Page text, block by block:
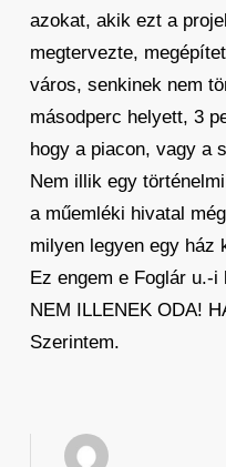
azokat, akik ezt a
megtervezte,
város, senkinek nem
másodperc helyett, 3
hogy a piacon, vagy a
Nem illik egy
a műemléki hivatal
milyen legyen egy ház
Ez engem e Foglár u.-
NEM ILLENEK ODA!
Szerintem.